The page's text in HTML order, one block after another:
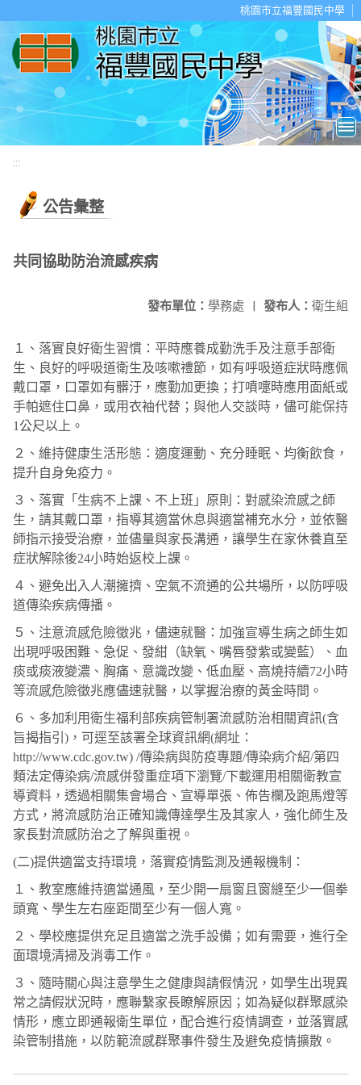
桃園市立福豐國民中學
:::
公告彙整
共同協助防治流感疾病
發布人： 衛生組
發布單位： 學務處 |
１、落實良好衛生習慣：平時應養成勤洗手及注意手部衛
生、良好的呼吸道衛生及咳嗽禮節，如有呼吸道症狀時應佩
戴口罩，口罩如有髒汙，應勤加更換；打噴嚏時應用面紙或
手帕遮住口鼻，或用衣袖代替；與他人交談時，儘可能保持
1公尺以上。
２、維持健康生活形態：適度運動、充分睡眠、均衡飲食，
提升自身免疫力。
３、落實「生病不上課、不上班」原則：對感染流感之師
生，請其戴口罩，指導其適當休息與適當補充水分，並依醫
師指示接受治療，並儘量與家長溝通，讓學生在家休養直至
症狀解除後24小時始返校上課。
４、避免出入人潮擁擠、空氣不流通的公共場所，以防呼吸
道傳染疾病傳播。
５、注意流感危險徵兆，儘速就醫：加強宣導生病之師生如
出現呼吸困難、急促、發紺（缺氧、嘴唇發紫或變藍）、血
痰或痰液變濃、胸痛、意識改變、低血壓、高燒持續72小時
等流感危險徵兆應儘速就醫，以掌握治療的黃金時間。
６、多加利用衛生福利部疾病管制署流感防治相關資訊(含
旨揭指引 ) ，可逕至該署全球資訊網(網址：
http://www.cdc.gov.tw) /傳染病與防疫專題/傳染病介紹/第四
類法定傳染病/流感併發重症項下瀏覽/下載運用相關衛教宣
導資料，透過相關集會場合、宣導單張、佈告欄及跑馬燈等
方式，將流感防治正確知識傳達學生及其家人，強化師生及
家長對流感防治之了解與重視。
(二)提供適當支持環境，落實疫情監測及通報機制：
１、教室應維持適當通風，至少開一扇窗且窗縫至少一個拳
頭寬、學生左右座距間至少有一個人寬。
２、學校應提供充足且適當之洗手設備；如有需要，進行全
面環境清掃及消毒工作。
３、隨時關心與注意學生之健康與請假情況，如學生出現異
常之請假狀況時，應聯繫家長瞭解原因；如為疑似群聚感染
情形，應立即通報衛生單位，配合進行疫情調查，並落實感
染管制措施，以防範流感群聚事件發生及避免疫情擴散。